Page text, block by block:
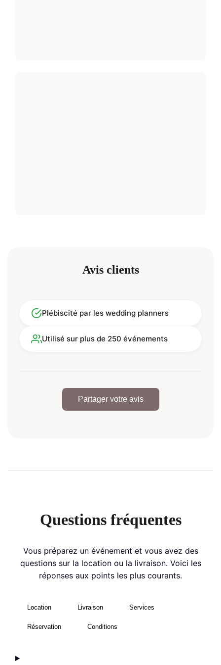
Avis clients
Plébiscité par les wedding planners
Utilisé sur plus de 250 événements
Partager votre avis
Questions fréquentes
Vous préparez un événement et vous avez des
questions sur la location ou la livraison. Voici les
réponses aux points les plus courants.
Location Livraison Services
Réservation Conditions